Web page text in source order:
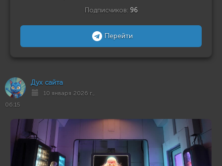
Подписчиков: 96
Перейти
Дух сайта
10 января 2026 г.,
06:15